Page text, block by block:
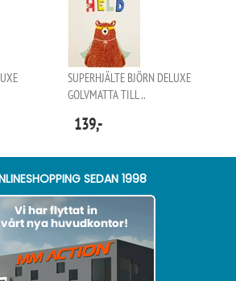
SUPERHJÄLTE BJÖRN DELUXE
GOLVMATTA TILL ..
139,-
SEDAN 1998